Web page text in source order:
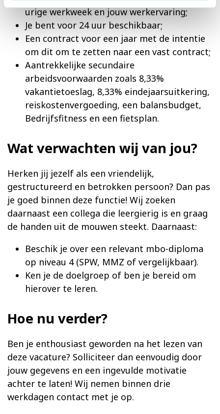
urige werkweek en jouw werkervaring;
Je bent voor 24 uur beschikbaar;
Een contract voor een jaar met de intentie
om dit om te zetten naar een vast contract;
Aantrekkelijke secundaire
arbeidsvoorwaarden zoals 8,33%
vakantietoeslag, 8,33% eindejaarsuitkering,
reiskostenvergoeding, een balansbudget,
Bedrijfsfitness en een fietsplan.
Wat verwachten wij van jou?
Herken jij jezelf als een vriendelijk,
gestructureerd en betrokken persoon? Dan pas
je goed binnen deze functie! Wij zoeken
daarnaast een collega die leergierig is en graag
de handen uit de mouwen steekt. Daarnaast:
Beschik je over een relevant mbo-diploma
op niveau 4 (SPW, MMZ of vergelijkbaar).
Ken je de doelgroep of ben je bereid om
hierover te leren.
Hoe nu verder?
Ben je enthousiast geworden na het lezen van
deze vacature? Solliciteer dan eenvoudig door
jouw gegevens en een ingevulde motivatie
achter te laten! Wij nemen binnen drie
werkdagen contact met je op.